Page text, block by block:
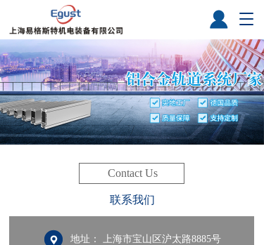
T
g
g
l
e
n
a
v
i
o
联系我们
Contact Us
地址： 上海市宝山区沪太路8885号